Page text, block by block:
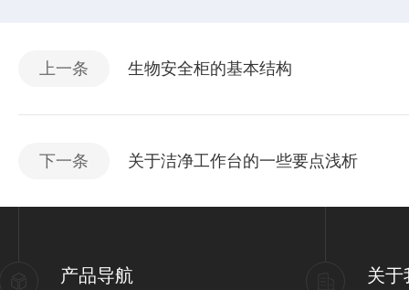
上一条 生物安全柜的基本结构
下一条 关于洁净工作台的一些要点浅析
产品导航 关于